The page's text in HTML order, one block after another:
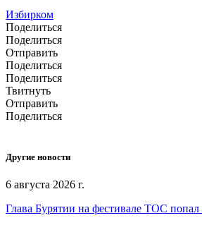
Избирком
Поделиться
Поделиться
Отправить
Поделиться
Поделиться
Твитнуть
Отправить
Поделиться
Другие новости
6 августа 2026 г.
Глава Бурятии на фестивале ТОС попал